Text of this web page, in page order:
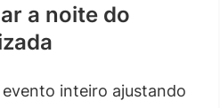
a noite do
inteiro ajustando